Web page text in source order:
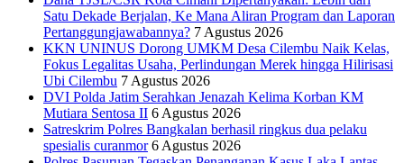
Satu Dekade Berjalan, Ke Mana Aliran Program dan Laporan
Pertanggungjawabannya? 7 Agustus 2026
KKN UNINUS Dorong UMKM Desa Cilembu Naik Kelas,
Fokus Legalitas Usaha, Perlindungan Merek hingga Hilirisasi
Ubi Cilembu 7 Agustus 2026
DVI Polda Jatim Serahkan Jenazah Kelima Korban KM
Mutiara Sentosa II 6 Agustus 2026
Satreskrim Polres Bangkalan berhasil ringkus dua pelaku
spesialis curanmor 6 Agustus 2026